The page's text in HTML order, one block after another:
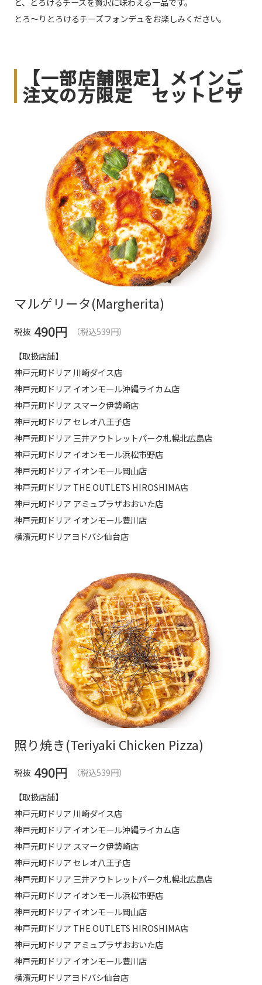
とろ～りとろけるチーズフォンデュをお楽しみください。
【一部店舗限定】メインご
注文の方限定 セットピザ
マルゲリータ(Margherita)
税抜 490円
（税込539円）
【取扱店舗】
神戸元町ドリア 川崎ダイス店
神戸元町ドリア イオンモール沖縄ライカム店
神戸元町ドリア スマーク伊勢崎店
神戸元町ドリア セレオ八王子店
神戸元町ドリア 三井アウトレットパーク札幌北広島店
神戸元町ドリア イオンモール浜松市野店
神戸元町ドリア イオンモール岡山店
神戸元町ドリア THE OUTLETS HIROSHIMA店
神戸元町ドリア アミュプラザおおいた店
神戸元町ドリア イオンモール豊川店
横濱元町ドリアヨドバシ仙台店
照り焼き(Teriyaki Chicken Pizza)
税抜 490円
（税込539円）
【取扱店舗】
神戸元町ドリア 川崎ダイス店
神戸元町ドリア イオンモール沖縄ライカム店
神戸元町ドリア スマーク伊勢崎店
神戸元町ドリア セレオ八王子店
神戸元町ドリア 三井アウトレットパーク札幌北広島店
神戸元町ドリア イオンモール浜松市野店
神戸元町ドリア イオンモール岡山店
神戸元町ドリア THE OUTLETS HIROSHIMA店
神戸元町ドリア アミュプラザおおいた店
神戸元町ドリア イオンモール豊川店
横濱元町ドリアヨドバシ仙台店